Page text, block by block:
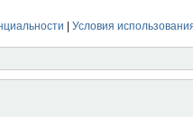
Условия